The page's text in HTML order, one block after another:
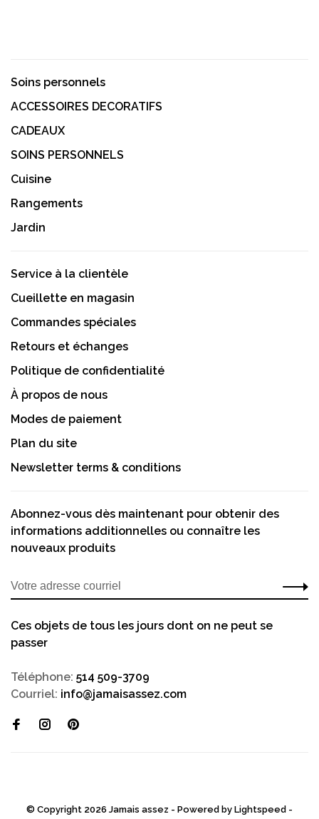
Soins personnels
ACCESSOIRES DECORATIFS
CADEAUX
SOINS PERSONNELS
Cuisine
Rangements
Jardin
Service à la clientèle
Cueillette en magasin
Commandes spéciales
Retours et échanges
Politique de confidentialité
À propos de nous
Modes de paiement
Plan du site
Newsletter terms & conditions
Abonnez-vous dès maintenant pour obtenir des
informations additionnelles ou connaître les
nouveaux produits
Ces objets de tous les jours dont on ne peut se
passer
Téléphone: 514 509-3709
Courriel: info@jamaisassez.com
© Copyright 2026 Jamais assez - Powered by Lightspeed -